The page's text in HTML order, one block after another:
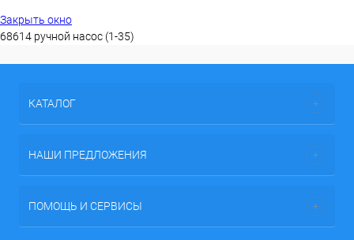
Закрыть окно
68614 ручной насос (1-35)
КАТАЛОГ
НАШИ ПРЕДЛОЖЕНИЯ
ПОМОЩЬ И СЕРВИСЫ